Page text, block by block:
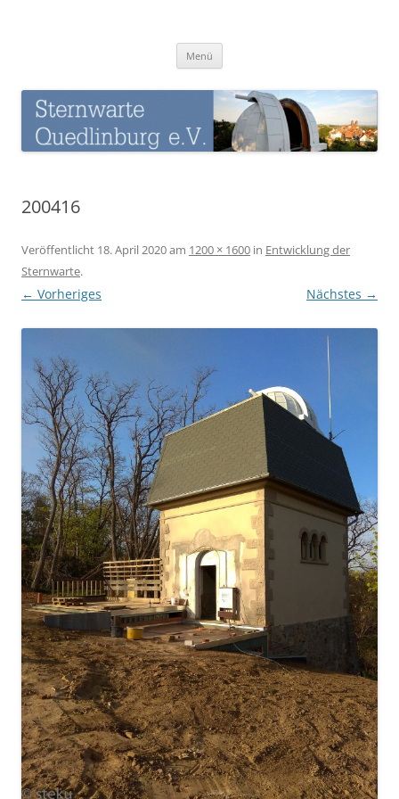
Menü
200416
Veröffentlicht 18. April 2020am 1200 × 1600 in Entwicklung der
Sternwarte.
← Vorheriges Nächstes →